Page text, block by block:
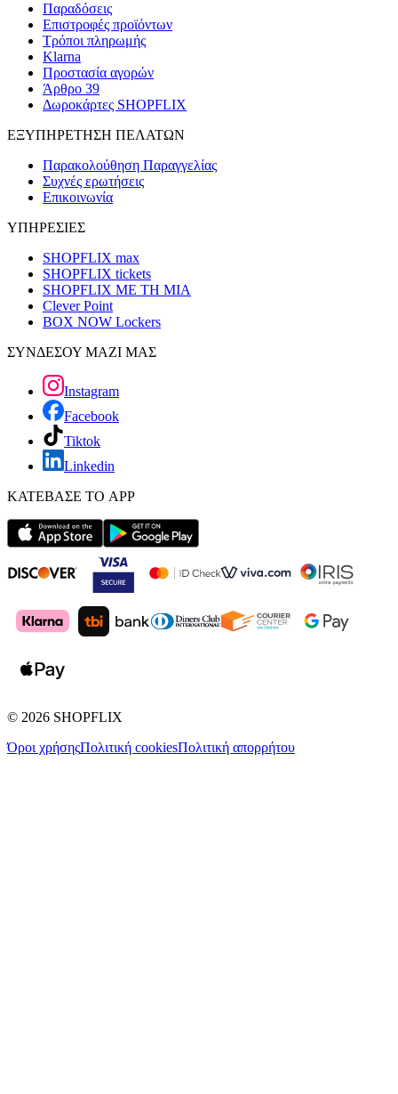
Παραδόσεις
Επιστροφές προϊόντων
Τρόποι πληρωμής
Klarna
Προστασία αγορών
Άρθρο 39
Δωροκάρτες SHOPFLIX
ΕΞΥΠΗΡΕΤΗΣΗ ΠΕΛΑΤΩΝ
Παρακολούθηση Παραγγελίας
Συχνές ερωτήσεις
Επικοινωνία
ΥΠΗΡΕΣΙΕΣ
SHOPFLIX max
SHOPFLIX tickets
SHOPFLIX ΜΕ ΤΗ ΜΙΑ
Clever Point
BOX NOW Lockers
ΣΥΝΔΕΣΟΥ ΜΑΖΙ ΜΑΣ
Instagram
Facebook
Tiktok
Linkedin
ΚΑΤΕΒΑΣΕ ΤΟ APP
© 2026 SHOPFLIX
Όροι χρήσηςΠολιτική cookiesΠολιτική απορρήτου